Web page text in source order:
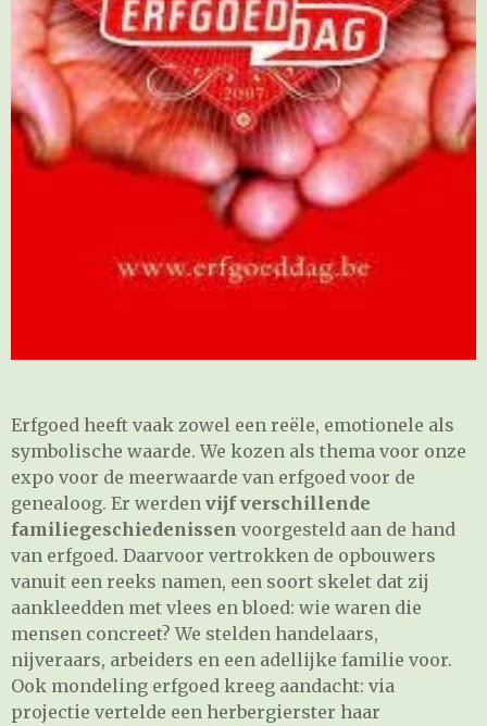
Erfgoed heeft vaak zowel een reële, emotionele als
symbolische waarde. We kozen als thema voor onze
expo voor de meerwaarde van erfgoed voor de
genealoog. Er werden vijf verschillende
familiegeschiedenissen voorgesteld aan de hand
van erfgoed. Daarvoor vertrokken de opbouwers
vanuit een reeks namen, een soort skelet dat zij
aankleedden met vlees en bloed: wie waren die
mensen concreet? We stelden handelaars,
nijveraars, arbeiders en een adellijke familie voor.
Ook mondeling erfgoed kreeg aandacht: via
projectie vertelde een herbergierster haar